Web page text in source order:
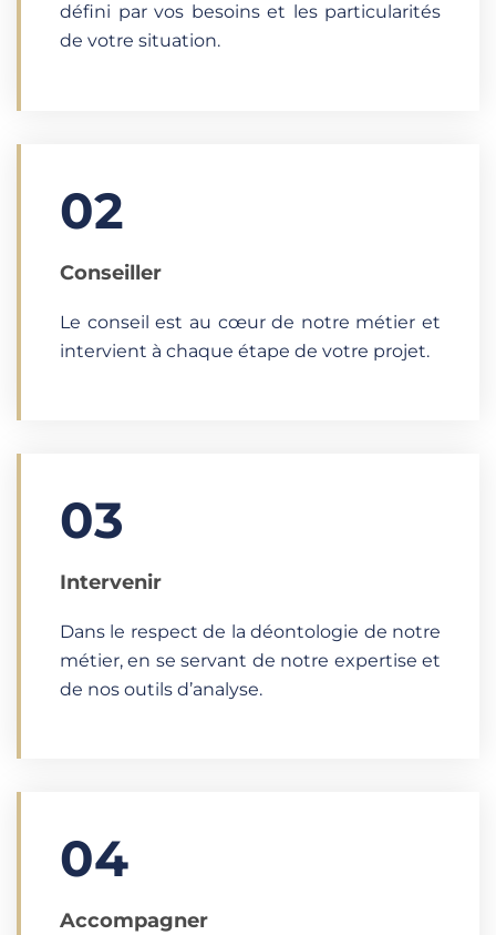
défini par vos besoins et les particularités
de votre situation.
02
Conseiller
Le conseil est au cœur de notre métier et
intervient à chaque étape de votre projet.
03
Intervenir
Dans le respect de la déontologie de notre
métier, en se servant de notre expertise et
de nos outils d’analyse.
04
Accompagner